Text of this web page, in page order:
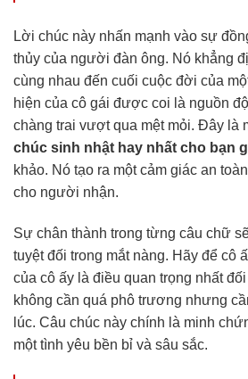
Lời chúc này nhấn mạnh vào sự
thủy của người đàn ông. Nó khẳng
cùng nhau đến cuối cuộc đời của
hiện của cô gái được coi là nguồn
chàng trai vượt qua mệt mỏi. Đây là
chúc sinh nhật hay nhất cho bạn
khảo. Nó tạo ra một cảm giác an
cho người nhận.
Sự chân thành trong từng câu chữ
tuyệt đối trong mắt nàng. Hãy để cô
của cô ấy là điều quan trọng nhất
không cần quá phô trương nhưng
lúc. Câu chúc này chính là minh
một tình yêu bền bỉ và sâu sắc.